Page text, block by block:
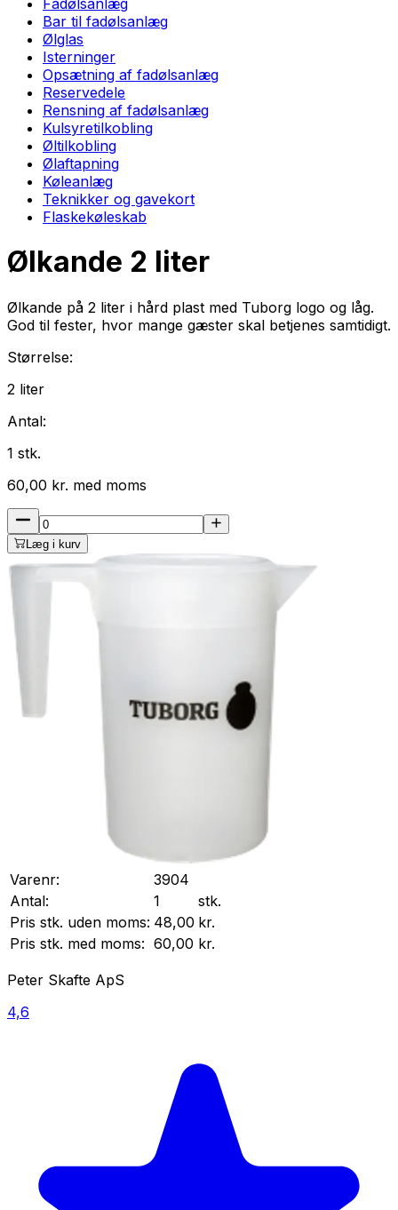
Bar til fadølsanlæg
Ølglas
Isterninger
Opsætning af fadølsanlæg
Reservedele
Rensning af fadølsanlæg
Kulsyretilkobling
Øltilkobling
Ølaftapning
Køleanlæg
Teknikker og gavekort
Flaskekøleskab
Ølkande 2 liter
Ølkande på 2 liter i hård plast med Tuborg logo og låg.
God til fester, hvor mange gæster skal betjenes samtidigt.
Størrelse:
2 liter
Antal:
1 stk.
60,00 kr. med moms
Læg i kurv
Varenr:
3904
Antal:
1
stk.
Pris stk. uden moms: 48,00 kr.
Pris stk. med moms: 60,00 kr.
Peter Skafte ApS
4,6